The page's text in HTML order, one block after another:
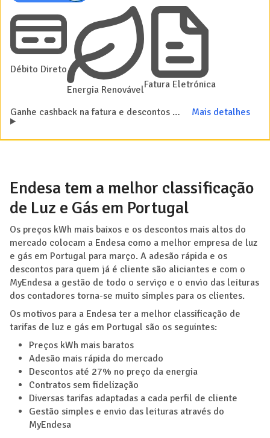
Débito Direto
Energia RenovávelFatura Eletrónica
Ganhe cashback na fatura e descontos nos combustíveis com a Repsol Mais detalhes
Endesa tem a melhor classificação
de Luz e Gás em Portugal
Os preços kWh mais baixos e os descontos mais altos do
mercado colocam a Endesa como a melhor empresa de luz
e gás em Portugal para março. A adesão rápida e os
descontos para quem já é cliente são aliciantes e com o
MyEndesa a gestão de todo o serviço e o envio das leituras
dos contadores torna-se muito simples para os clientes.
Os motivos para a Endesa ter a melhor classificação de
tarifas de luz e gás em Portugal são os seguintes:
Preços kWh mais baratos
Adesão mais rápida do mercado
Descontos até 27% no preço da energia
Contratos sem fidelização
Diversas tarifas adaptadas a cada perfil de cliente
Gestão simples e envio das leituras através do
MyEndesa